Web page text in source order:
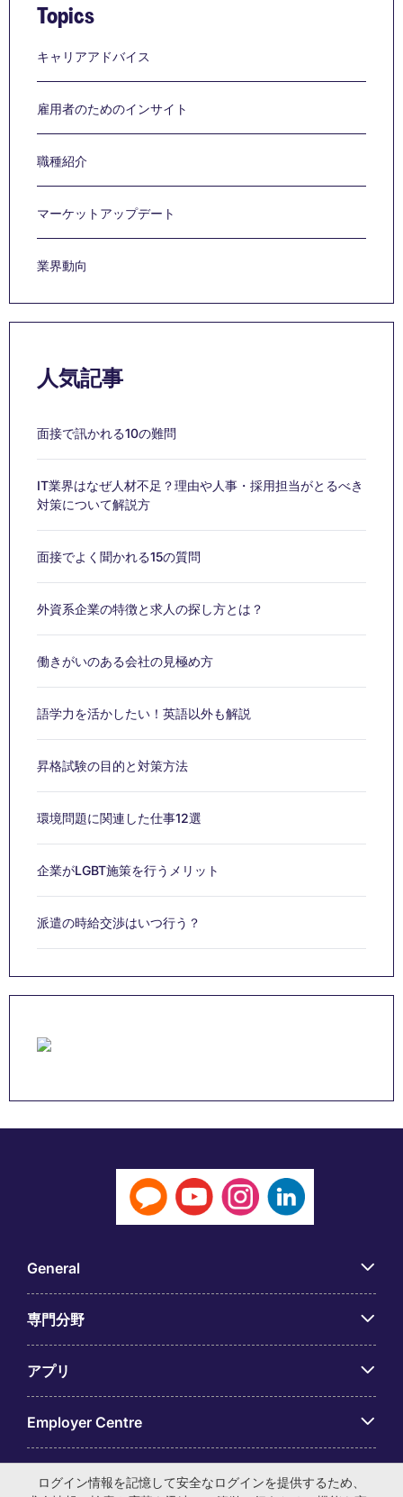
Topics
キャリアアドバイス
雇用者のためのインサイト
職種紹介
マーケットアップデート
業界動向
人気記事
面接で訊かれる10の難問
IT業界はなぜ人材不足？理由や人事・採用担当がとるべき
対策について解説方
面接でよく聞かれる15の質問
外資系企業の特徴と求人の探し方とは？
働きがいのある会社の見極め方
語学力を活かしたい！英語以外も解説
昇格試験の目的と対策方法
環境問題に関連した仕事12選
企業がLGBT施策を行うメリット
派遣の時給交渉はいつ行う？
General
専門分野
アプリ
Employer Centre
ログイン情報を記憶して安全なログインを提供するため、